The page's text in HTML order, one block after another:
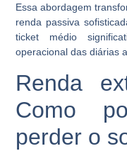
Essa abordagem
renda passiva
ticket médio
operacional das diárias
Renda
Como
perder o